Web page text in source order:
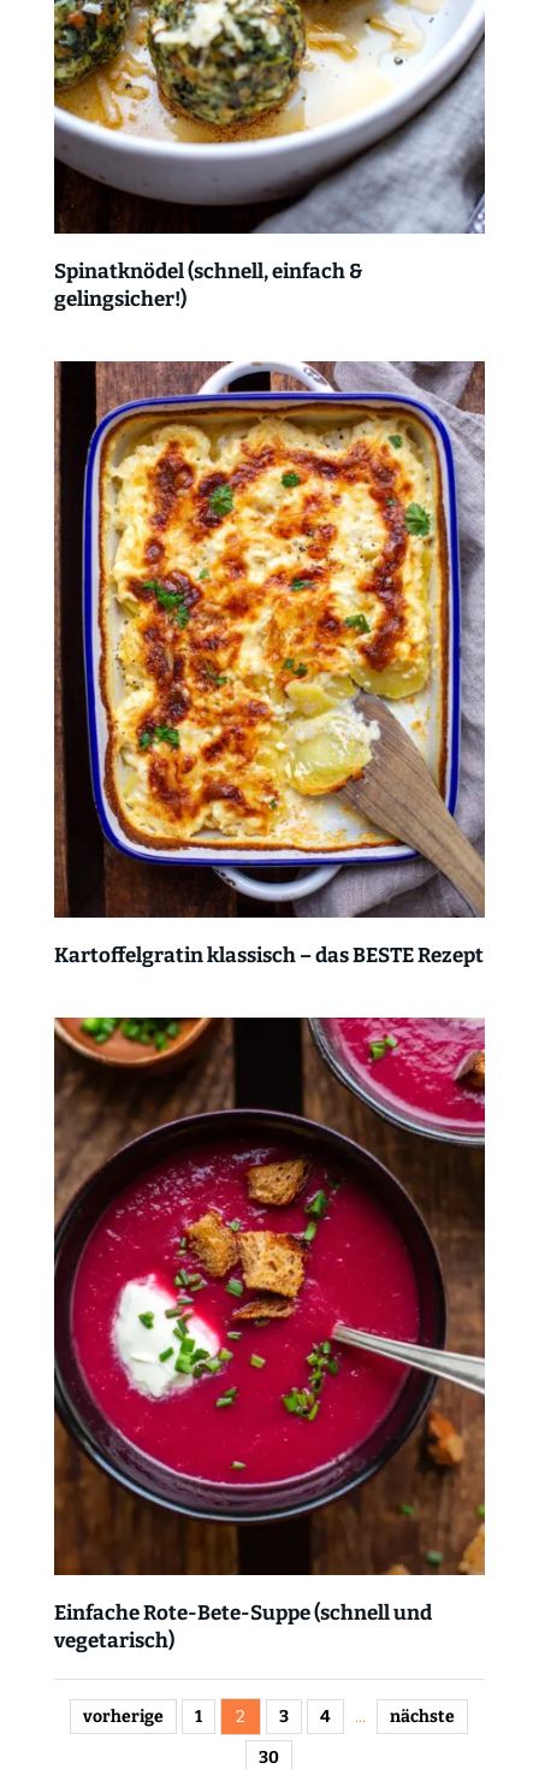
Spinatknödel (schnell, einfach &
gelingsicher!)
Kartoffelgratin klassisch – das BESTE Rezept
Einfache Rote-Bete-Suppe (schnell und
vegetarisch)
vorherige 1 2 3 4 ...
nächste
30